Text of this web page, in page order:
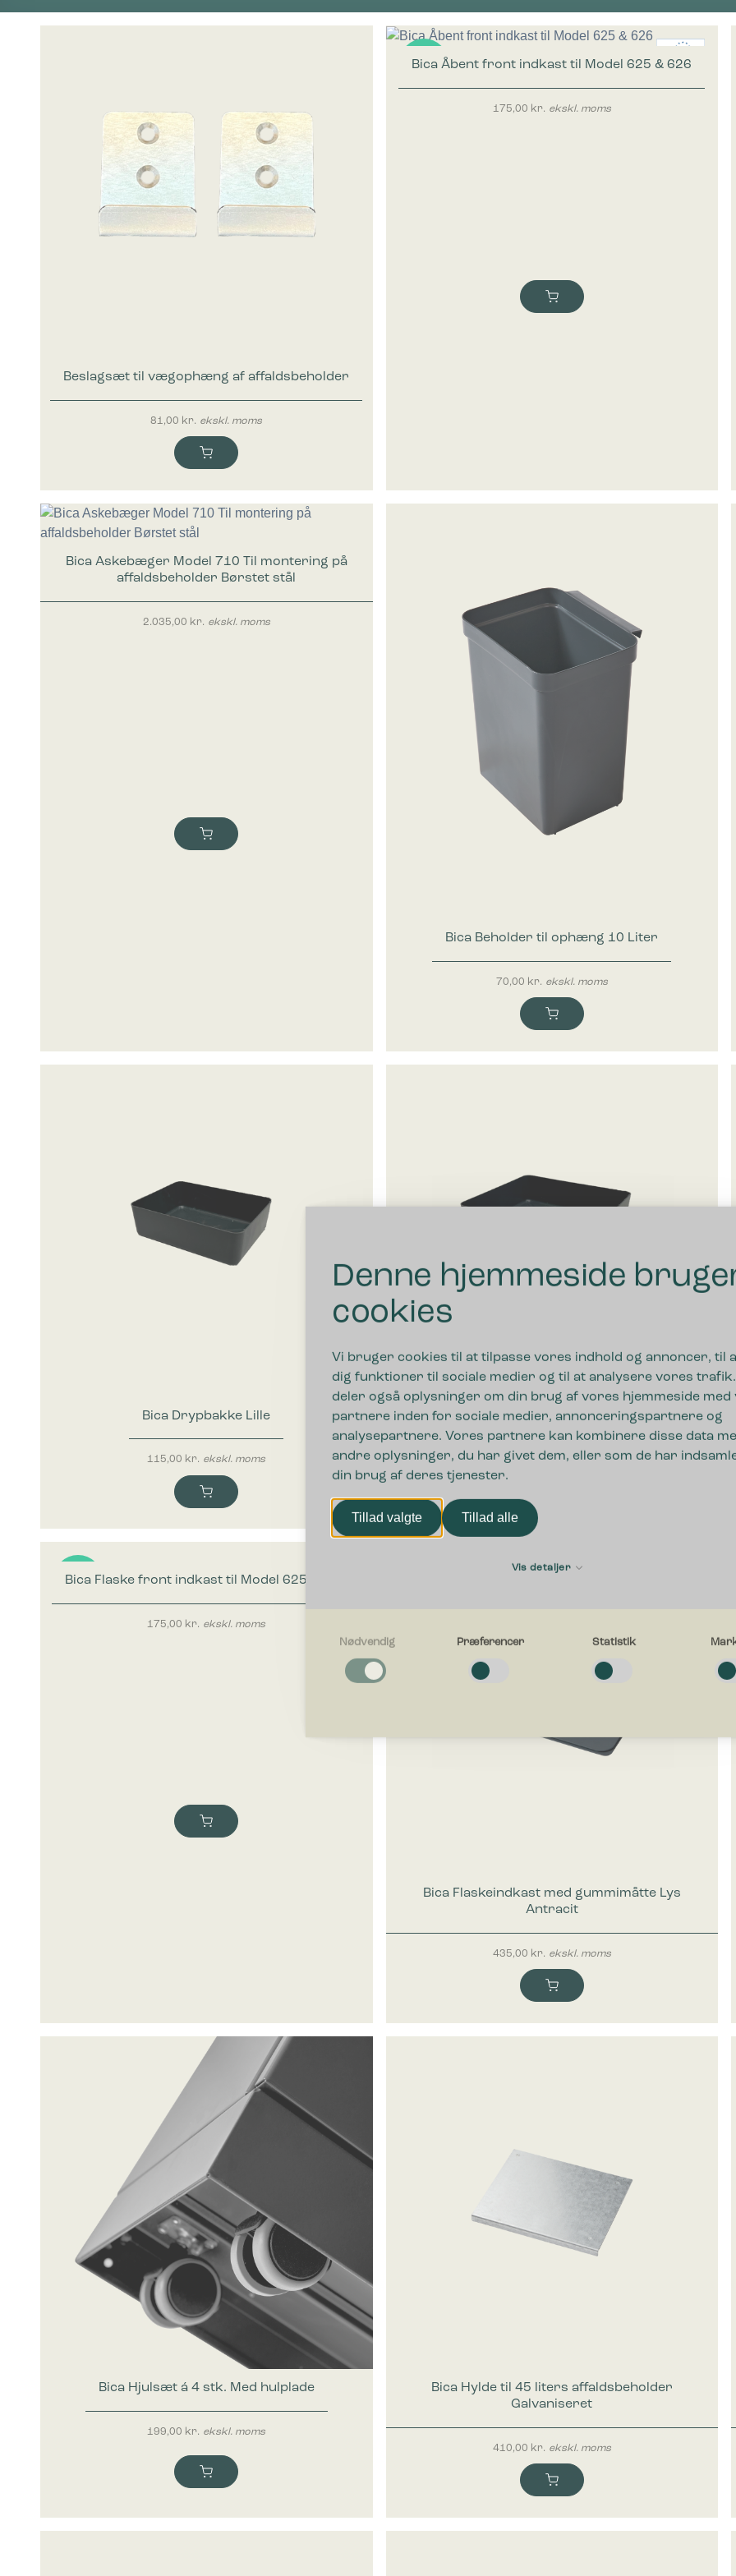
Denne hjemmeside
cookies
Vi bruger cookies til at tilpasse vores indhold og annoncer, til
dig funktioner til sociale medier og til at analysere vores trafik.
deler også oplysninger om din brug af vores hjemmeside med
partnere inden for sociale medier, annonceringspartnere og
analysepartnere. Vores partnere kan kombinere disse data
andre oplysninger, du har givet dem, eller som de har
din brug af deres tjenester.
Tillad valgte Tillad alle
Vis detaljer
Nødvendig
Nødvendige cookies hjælper med at gøre en hjemmeside brugbar ved at aktivere
Marketing cookies bruges til at spore brugere på tværs af websites. Hensigten er at
annoncer, der er relevante og engagerende for den enkelte bruger, og dermed mere
Nødvendig Præferencer Statistik
Beslagsæt til vægophæng af affaldsbeholder
81,00 kr. ekskl. moms
Nyhed
Bica Åbent front indkast til Model 625 & 626
175,00 kr. ekskl. moms
Bica Askebæger Model 710 Til montering på
affaldsbeholder Børstet stål
2.035,00 kr. ekskl. moms
Bica Beholder til ophæng 10 Liter
70,00 kr. ekskl. moms
Bica Drypbakke Lille
115,00 kr. ekskl. moms
Bica Drypbakke Medium
150,00kr. ekskl. moms
Nyhed
Bica Flaske front indkast til Model 625 & 626
175,00 kr. ekskl. moms
Bica Flaskeindkast med gummimåtte Lys
Antracit
435,00 kr. ekskl. moms
Bica Hjulsæt á 4 stk. Med hulplade
199,00 kr. ekskl. moms
Bica Hylde til 45 liters affaldsbeholder
Galvaniseret
410,00 kr. ekskl. moms